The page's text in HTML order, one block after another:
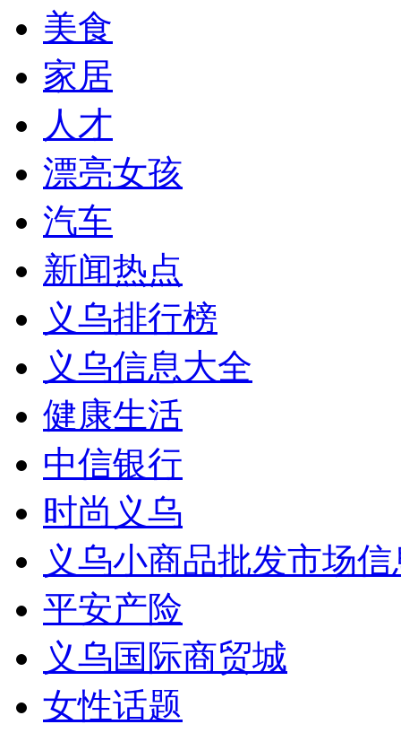
美食
家居
人才
漂亮女孩
汽车
新闻热点
义乌排行榜
义乌信息大全
健康生活
中信银行
时尚义乌
义乌小商品批发市场
平安产险
义乌国际商贸城
女性话题